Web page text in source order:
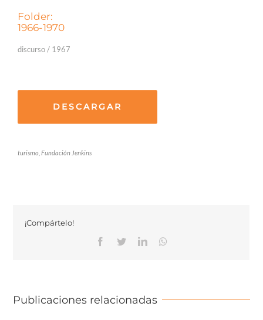
Folder:
1966-1970
discurso / 1967
DESCARGAR
turismo, Fundación Jenkins
¡Compártelo!
Facebook
TwitterLinkedinWhatsapp
Publicaciones relacionadas